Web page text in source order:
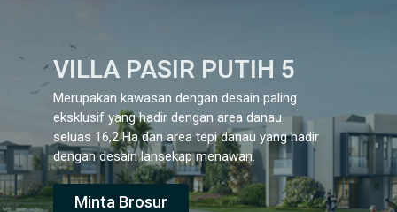
VILLA PASIR PUTIH 5
Merupakan kawasan dengan desain paling
eksklusif yang hadir dengan area danau
seluas 16,2 Ha dan area tepi danau yang hadir
dengan desain lansekap menawan.
Minta Brosur